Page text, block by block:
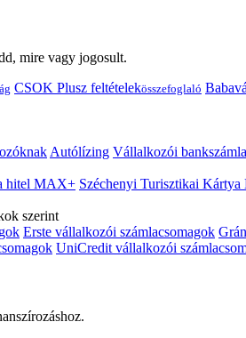
mire vagy jogosult.
CSOK Plusz feltételekösszefoglaló
Autólízing Vállalkozói bankszámla
hitel MAX+ Széchenyi Turisztikai
szerint
Erste vállalkozói számlacsomagok
UniCredit vállalkozói